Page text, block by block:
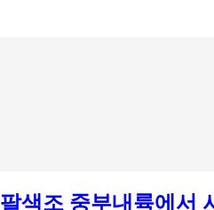
팔색조 중부내륙에서